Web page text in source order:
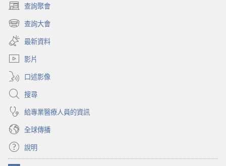
查詢聚會
（開
啟
新
視
窗）
查詢大會
（開
啟
新
視
最新資料
影片
口述影像
搜尋
給專業醫療人員的資訊
全球傳播
說明